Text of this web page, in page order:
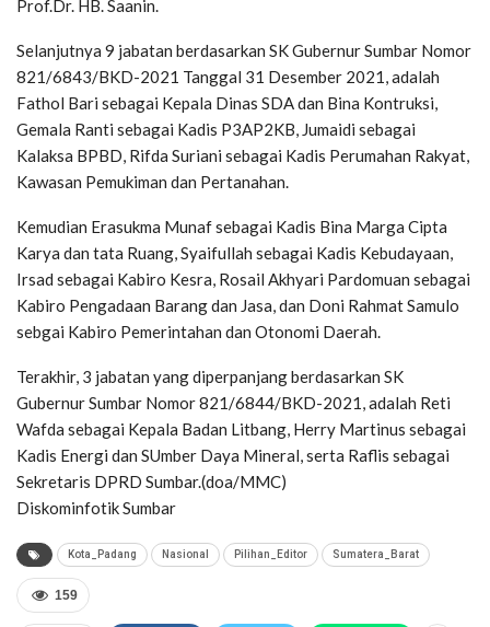
Prof.Dr. HB. Saanin.
Selanjutnya 9 jabatan berdasarkan SK Gubernur Sumbar Nomor
821/6843/BKD-2021 Tanggal 31 Desember 2021, adalah
Fathol Bari sebagai Kepala Dinas SDA dan Bina Kontruksi,
Gemala Ranti sebagai Kadis P3AP2KB, Jumaidi sebagai
Kalaksa BPBD, Rifda Suriani sebagai Kadis Perumahan Rakyat,
Kawasan Pemukiman dan Pertanahan.
Kemudian Erasukma Munaf sebagai Kadis Bina Marga Cipta
Karya dan tata Ruang, Syaifullah sebagai Kadis Kebudayaan,
Irsad sebagai Kabiro Kesra, Rosail Akhyari Pardomuan sebagai
Kabiro Pengadaan Barang dan Jasa, dan Doni Rahmat Samulo
sebgai Kabiro Pemerintahan dan Otonomi Daerah.
Terakhir, 3 jabatan yang diperpanjang berdasarkan SK
Gubernur Sumbar Nomor 821/6844/BKD-2021, adalah Reti
Wafda sebagai Kepala Badan Litbang, Herry Martinus sebagai
Kadis Energi dan SUmber Daya Mineral, serta Raflis sebagai
Sekretaris DPRD Sumbar.(doa/MMC)
Diskominfotik Sumbar
Kota_Padang Nasional Pilihan_Editor Sumatera_Barat
159